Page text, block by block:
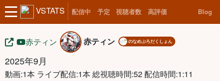
VSTATS 配信中 予定 視聴者数 高評価 Blog
赤ティン 赤ティン のなめぷろだくしょん
2025年9月
動画:1本 ライブ配信:1本 総視聴時間:52 配信時間:1:11